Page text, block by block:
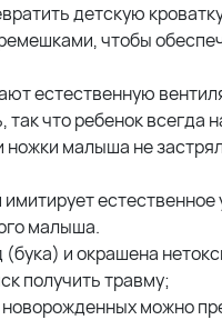
детскую
чтобы
естественную
что ребенок всегда
малыша не
естественное
малыша.
и окрашена
получить травму;
можно